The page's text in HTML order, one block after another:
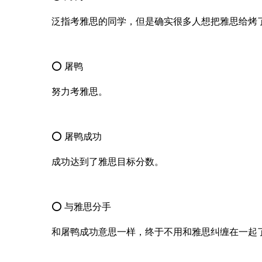
泛指考雅思的同学，但是确实很多人想把雅思给烤
⭕ 屠鸭
努力考雅思。
⭕ 屠鸭成功
成功达到了雅思目标分数。
⭕ 与雅思分手
和屠鸭成功意思一样，终于不用和雅思纠缠在一起